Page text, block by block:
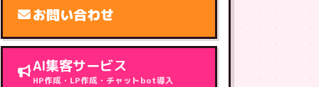
お問い合わせ
AI集客サービス
HP作成・LP作成・チャットbot導入